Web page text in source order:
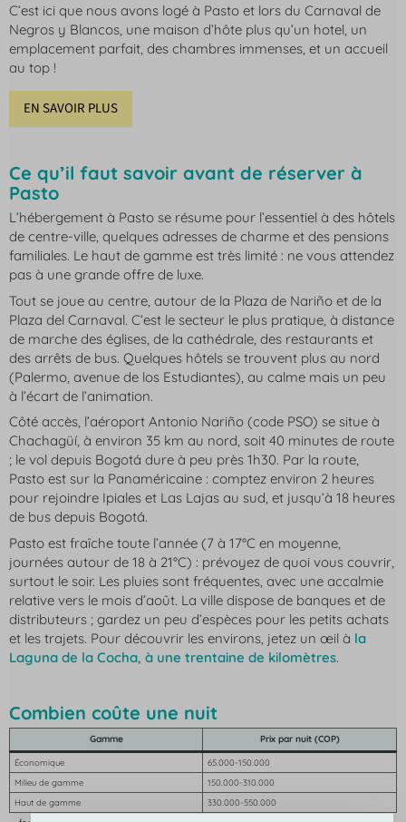
C’est ici que nous avons logé à Pasto et lors du Carnaval de
Negros y Blancos, une maison d’hôte plus qu’un hotel, un
emplacement parfait, des chambres immenses, et un accueil
au top !
EN SAVOIR PLUS
Ce qu’il faut savoir avant de réserver à
Pasto
L’hébergement à Pasto se résume pour l’essentiel à des hôtels
de centre-ville, quelques adresses de charme et des pensions
familiales. Le haut de gamme est très limité : ne vous attendez
pas à une grande offre de luxe.
Tout se joue au centre, autour de la Plaza de Nariño et de la
Plaza del Carnaval. C’est le secteur le plus pratique, à distance
de marche des églises, de la cathédrale, des restaurants et
des arrêts de bus. Quelques hôtels se trouvent plus au nord
(Palermo, avenue de los Estudiantes), au calme mais un peu
à l’écart de l’animation.
Côté accès, l’aéroport Antonio Nariño (code PSO) se situe à
Chachagüí, à environ 35 km au nord, soit 40 minutes de route
; le vol depuis Bogotá dure à peu près 1h30. Par la route,
Pasto est sur la Panaméricaine : comptez environ 2 heures
pour rejoindre Ipiales et Las Lajas au sud, et jusqu’à 18 heures
de bus depuis Bogotá.
Pasto est fraîche toute l’année (7 à 17°C en moyenne,
journées autour de 18 à 21°C) : prévoyez de quoi vous couvrir,
surtout le soir. Les pluies sont fréquentes, avec une accalmie
relative vers le mois d’août. La ville dispose de banques et de
distributeurs ; gardez un peu d’espèces pour les petits achats
et les trajets. Pour découvrir les environs, jetez un œil à la
Laguna de la Cocha, à une trentaine de kilomètres.
Combien coûte une nuit
Gamme Prix par nuit (COP)
Économique
65.000-150.000
Milieu de gamme
150.000-310.000
Haut de gamme
330.000-550.000